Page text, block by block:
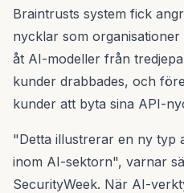
Braintrusts system fick
nycklar som
åt AI-modeller från
kunder drabbades, och
kunder att byta sina API-
"Detta illustrerar en ny typ
inom AI-sektorn", varnar
SecurityWeek. När AI-